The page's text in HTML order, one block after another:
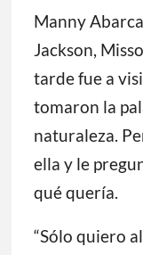
Cabrera, la
después de
utilizar su voz
armada.
Manny
Jackson,
tomaron la